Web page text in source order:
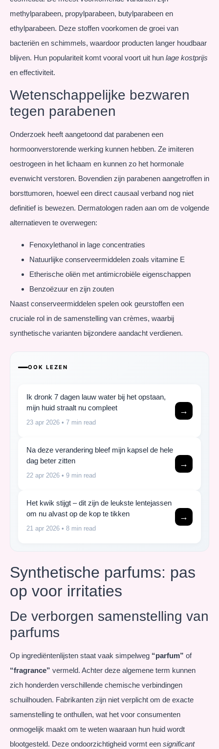
methylparabeen, propylparabeen, butylparabeen en
ethylparabeen. Deze stoffen voorkomen de groei van
bacteriën en schimmels, waardoor producten langer houdbaar
blijven. Hun populariteit komt vooral voort uit hun lage kostprijs
en effectiviteit.
Wetenschappelijke bezwaren
tegen parabenen
Onderzoek heeft aangetoond dat parabenen een
hormoonverstorende werking kunnen hebben. Ze imiteren
oestrogeen in het lichaam en kunnen zo het hormonale
evenwicht verstoren. Bovendien zijn parabenen aangetroffen in
borsttumoren, hoewel een direct causaal verband nog niet
definitief is bewezen. Dermatologen raden aan om de volgende
alternatieven te overwegen:
Fenoxylethanol in lage concentraties
Natuurlijke conserveermiddelen zoals vitamine E
Etherische oliën met antimicrobiële eigenschappen
Benzoëzuur en zijn zouten
Naast conserveermiddelen spelen ook geurstoffen een
cruciale rol in de samenstelling van crèmes, waarbij
synthetische varianten bijzondere aandacht verdienen.
OOK LEZEN
Ik dronk 7 dagen lauw water bij het opstaan,
mijn huid straalt nu compleet
23 apr 2026 • 7 min read
→
Na deze verandering bleef mijn kapsel de hele
dag beter zitten
22 apr 2026 • 9 min read
→
Het kwik stijgt – dit zijn de leukste lentejassen
om nu alvast op de kop te tikken
21 apr 2026 • 8 min read
→
Synthetische parfums: pas
op voor irritaties
De verborgen samenstelling van
parfums
Op ingrediëntenlijsten staat vaak simpelweg “parfum” of
“fragrance” vermeld. Achter deze algemene term kunnen
zich honderden verschillende chemische verbindingen
schuilhouden. Fabrikanten zijn niet verplicht om de exacte
samenstelling te onthullen, wat het voor consumenten
onmogelijk maakt om te weten waaraan hun huid wordt
blootgesteld. Deze ondoorzichtigheid vormt een significant